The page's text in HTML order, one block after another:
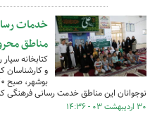
خدمات
مناطق
کتابخانه
و کارشناسان
نوجوانان این مناطق خدمت رسانی فرهنگی
۳۰ اردیبهشت ۰۳ - ۱۴:۳۶